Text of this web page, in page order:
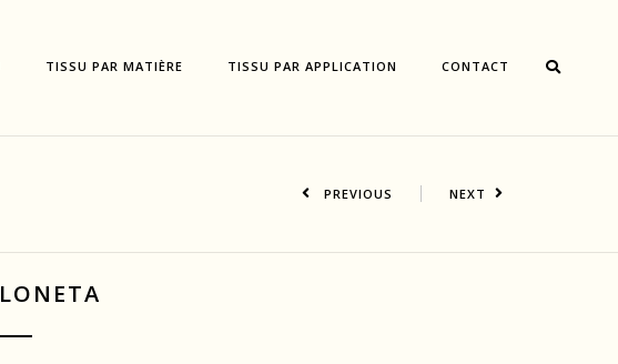
TISSU PAR MATIÈRE TISSU PAR APPLICATION CONTACT
PREVIOUS NEXT
LONETA